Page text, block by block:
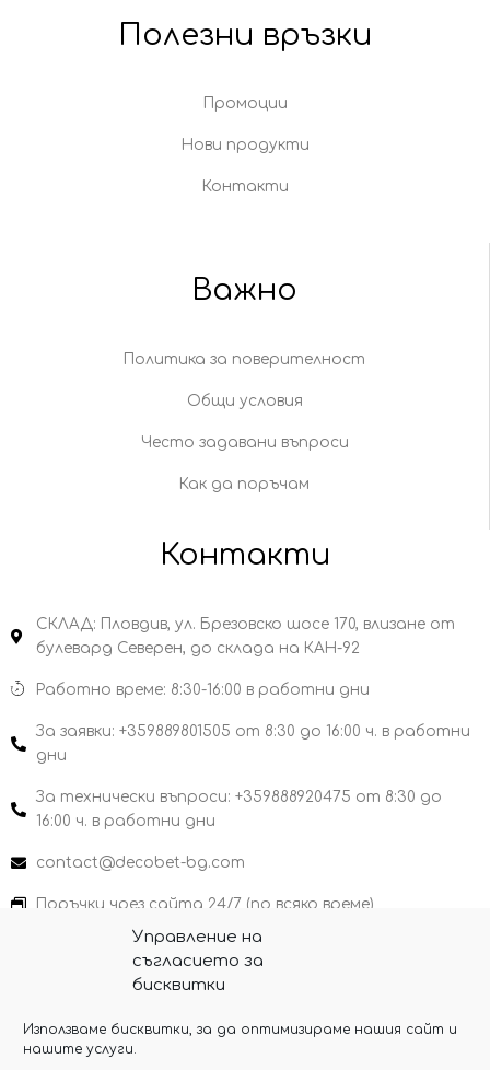
Управление на
съгласието за
бисквитки
Използваме бисквитки, за да оптимизираме нашия сайт и
нашите услуги.
Полезни връзки
Промоции
Нови продукти
Контакти
Важно
Политика за поверителност
Общи условия
Често задавани въпроси
Как да поръчам
Контакти
СКЛАД: Пловдив, ул. Брезовско шосе 170, влизане от
булевард Северен, до склада на КАН-92
Работно време: 8:30-16:00 в работни дни
За заявки: +359889801505 от 8:30 до 16:00 ч. в работни
дни
За технически въпроси: +359888920475 от 8:30 до
16:00 ч. в работни дни
contact@decobet-bg.com
Поръчки чрез сайта 24/7 (по всяко време)